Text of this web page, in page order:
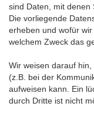
sind Daten, mit denen
Die vorliegende
erheben und wofür
welchem Zweck das
Wir weisen darauf
(z.B. bei der
aufweisen kann. Ein
durch Dritte ist nicht